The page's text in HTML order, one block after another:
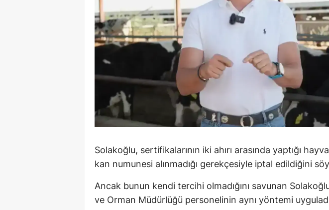
Solakoğlu, sertifikalarının iki ahırı arasında yaptığı
kan numunesi alınmadığı gerekçesiyle iptal edildiğini
Ancak bunun kendi tercihi olmadığını savunan
ve Orman Müdürlüğü personelinin aynı yöntemi